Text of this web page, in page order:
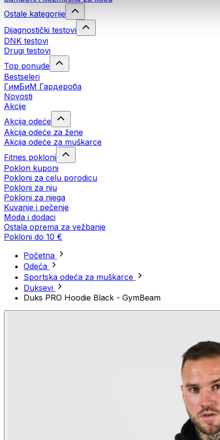
Ostale kategorije
Dijagnostički testovi
DNK testovi
Drugi testovi
Top ponude
Bestseleri
ГимБиМ Гардeробa
Novosti
Akcije
Akcija odeće
Akcija odeće za žene
Akcija odeće za muškarce
Fitnes pokloni
Poklon kuponi
Pokloni za celu porodicu
Pokloni za nju
Pokloni za njega
Kuvanje i pečenje
Moda i dodaci
Ostala oprema za vežbanje
Pokloni do 10 €
Početna
Odeća
Sportska odeća za muškarce
Duksevi
Duks PRO Hoodie Black - GymBeam